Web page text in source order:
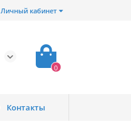
Личный кабинет
0
Контакты